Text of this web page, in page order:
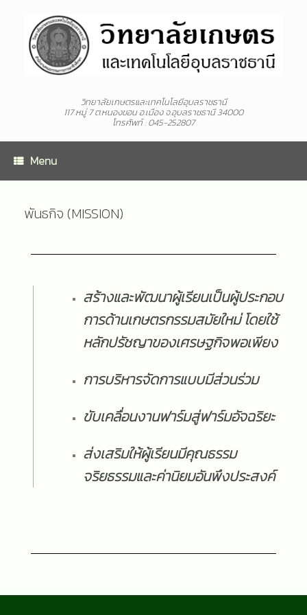
วิทยาลัยเกษตรและเทคโนโลยีอุบลราชธานี
117 หมู่ 7 ต.หนองขอน อ.เมือง จ.อุบลราชธานี 34000
โทรศัพท์ : 045-252807
Menu
พันธกิจ (MISSION)
สร้างและพัฒนาผู้เรียนเป็นผู้ประกอบ
การด้านเกษตรกรรมสมัยใหม่ โดยใช้
หลักปรัชญาของเศรษฐกิจพอเพียง
การบริหารจัดการแบบมีส่วนร่วม
ขับเคลื่อนงานฟาร์มสู่ฟาร์มอัจฉริยะ
ส่งเสริมให้ผู้เรียนมีคุณธรรม
จริยธรรมและค่านิยมอันพึงประสงค์